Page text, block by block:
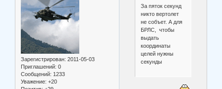
Зарегистрирован: 2011-05-03
Приглашений: 0
Сообщений: 1233
Уважение: +20
За пяток секунд
никто вертолет
не собъет. А для
БРЛС, чтобы
выдать
координаты
целей нужны
секунды